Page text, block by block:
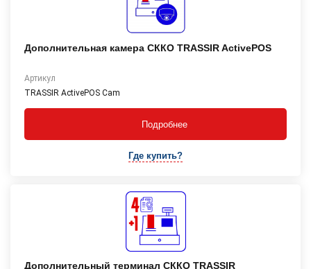
Дополнительная камера СККО TRASSIR ActivePOS
Артикул
TRASSIR ActivePOS Cam
Подробнее
Где купить?
Дополнительный терминал СККО TRASSIR